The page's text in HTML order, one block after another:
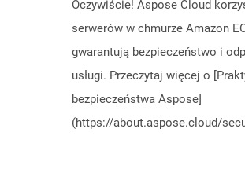
Oczywiście! Aspose Cloud
serwerów w chmurze Amazon
gwarantują bezpieczeństwo i
usługi. Przeczytaj więcej o
bezpieczeństwa Aspose]
(https://about.aspose.cloud/